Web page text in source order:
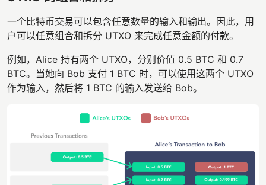
一个比特币交易可以包含任意数量的输入和输出。因此，用
户可以任意组合和拆分 UTXO 来完成任意金额的付款。
例如，Alice 持有两个 UTXO，分别价值 0.5 BTC 和 0.7
BTC。当她向 Bob 支付 1 BTC 时，可以使用这两个 UTXO
作为输入，然后将 1 BTC 的输入发送给 Bob。